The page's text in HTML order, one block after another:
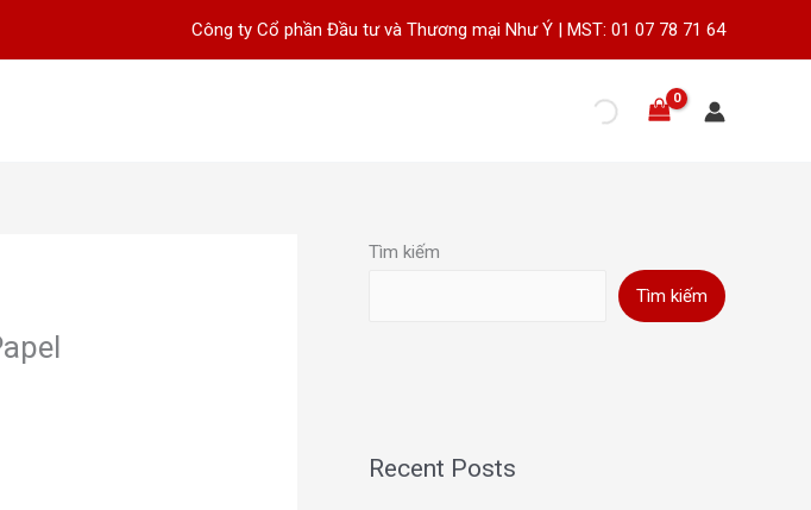
Công ty Cổ phần Đầu tư và Thương mại Như Ý | MST: 01 07 78 71 64
Tìm kiếm
Tìm kiếm
Recent Posts